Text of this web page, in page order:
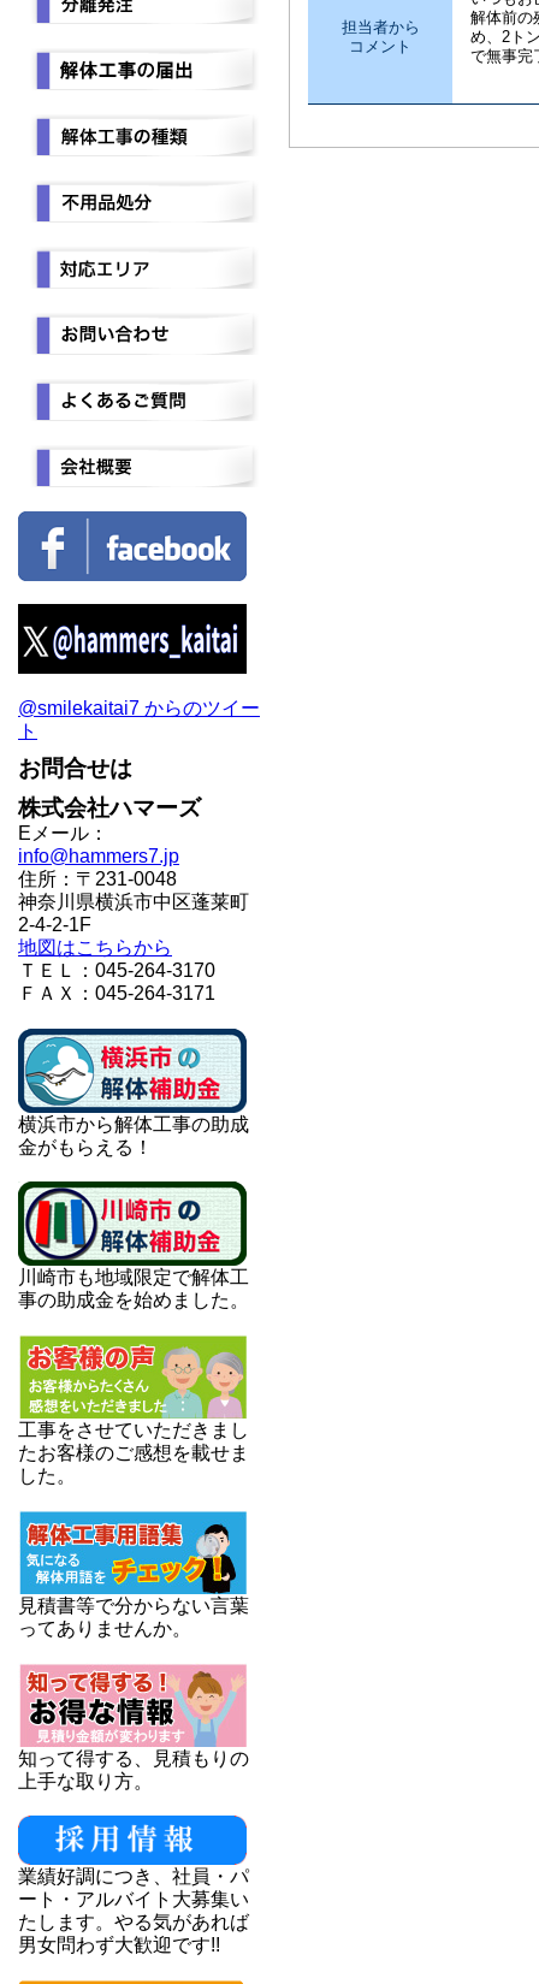
担当者から
コメント
解体前の
め、2ト
で無事完
@smilekaitai7 からのツイー
ト
お問合せは
株式会社ハマーズ
Eメール：
info@hammers7.jp
住所：〒231-0048
神奈川県横浜市中区蓬莱町
2-4-2-1F
地図はこちらから
ＴＥＬ：045-264-3170
ＦＡＸ：045-264-3171
横浜市から解体工事の助成
金がもらえる！
川崎市も地域限定で解体工
事の助成金を始めました。
工事をさせていただきまし
たお客様のご感想を載せま
した。
見積書等で分からない言葉
ってありませんか。
知って得する、見積もりの
上手な取り方。
業績好調につき、社員・パ
ート・アルバイト大募集い
たします。やる気があれば
男女問わず大歓迎です!!